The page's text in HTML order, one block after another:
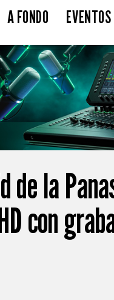
A FONDO EVENTOS
de la
con